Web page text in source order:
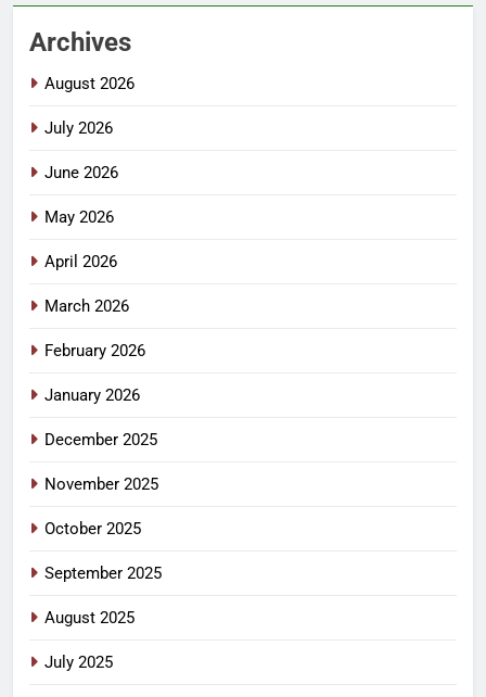
Archives
August 2026
July 2026
June 2026
May 2026
April 2026
March 2026
February 2026
January 2026
December 2025
November 2025
October 2025
September 2025
August 2025
July 2025